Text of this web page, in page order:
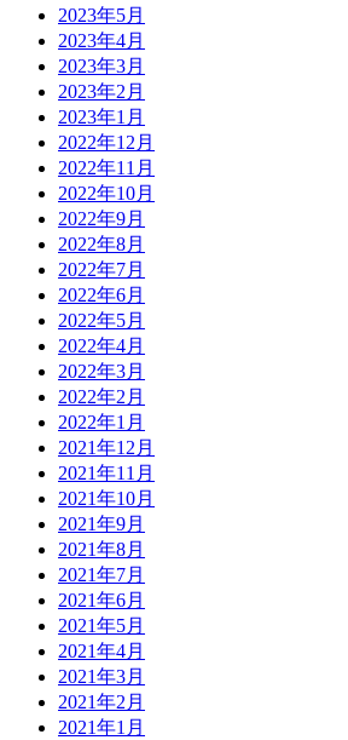
2023年5月
2023年4月
2023年3月
2023年2月
2023年1月
2022年12月
2022年11月
2022年10月
2022年9月
2022年8月
2022年7月
2022年6月
2022年5月
2022年4月
2022年3月
2022年2月
2022年1月
2021年12月
2021年11月
2021年10月
2021年9月
2021年8月
2021年7月
2021年6月
2021年5月
2021年4月
2021年3月
2021年2月
2021年1月